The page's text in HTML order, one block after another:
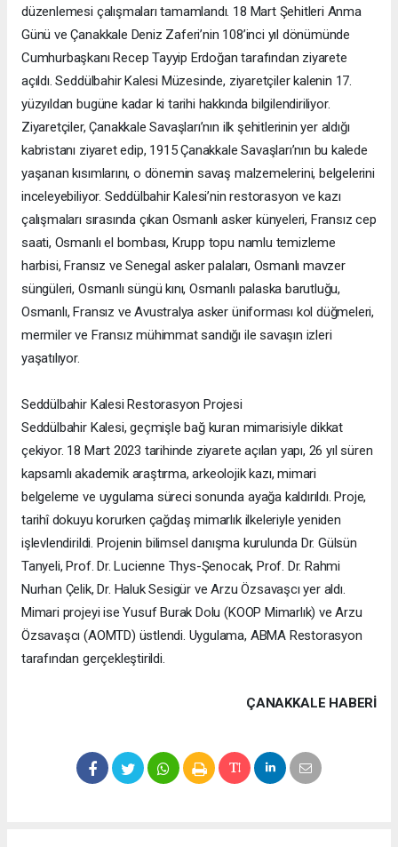
düzenlemesi çalışmaları tamamlandı. 18 Mart Şehitleri Anma
Günü ve Çanakkale Deniz Zaferi’nin 108’inci yıl dönümünde
Cumhurbaşkanı Recep Tayyip Erdoğan tarafından ziyarete
açıldı. Seddülbahir Kalesi Müzesinde, ziyaretçiler kalenin 17.
yüzyıldan bugüne kadar ki tarihi hakkında bilgilendiriliyor.
Ziyaretçiler, Çanakkale Savaşları’nın ilk şehitlerinin yer aldığı
kabristanı ziyaret edip, 1915 Çanakkale Savaşları’nın bu kalede
yaşanan kısımlarını, o dönemin savaş malzemelerini, belgelerini
inceleyebiliyor. Seddülbahir Kalesi’nin restorasyon ve kazı
çalışmaları sırasında çıkan Osmanlı asker künyeleri, Fransız cep
saati, Osmanlı el bombası, Krupp topu namlu temizleme
harbisi, Fransız ve Senegal asker palaları, Osmanlı mavzer
süngüleri, Osmanlı süngü kını, Osmanlı palaska barutluğu,
Osmanlı, Fransız ve Avustralya asker üniforması kol düğmeleri,
mermiler ve Fransız mühimmat sandığı ile savaşın izleri
yaşatılıyor.
Seddülbahir Kalesi Restorasyon Projesi
Seddülbahir Kalesi, geçmişle bağ kuran mimarisiyle dikkat
çekiyor. 18 Mart 2023 tarihinde ziyarete açılan yapı, 26 yıl süren
kapsamlı akademik araştırma, arkeolojik kazı, mimari
belgeleme ve uygulama süreci sonunda ayağa kaldırıldı. Proje,
tarihî dokuyu korurken çağdaş mimarlık ilkeleriyle yeniden
işlevlendirildi. Projenin bilimsel danışma kurulunda Dr. Gülsün
Tanyeli, Prof. Dr. Lucienne Thys-Şenocak, Prof. Dr. Rahmi
Nurhan Çelik, Dr. Haluk Sesigür ve Arzu Özsavaşcı yer aldı.
Mimari projeyi ise Yusuf Burak Dolu (KOOP Mimarlık) ve Arzu
Özsavaşcı (AOMTD) üstlendi. Uygulama, ABMA Restorasyon
tarafından gerçekleştirildi.
ÇANAKKALE HABERİ